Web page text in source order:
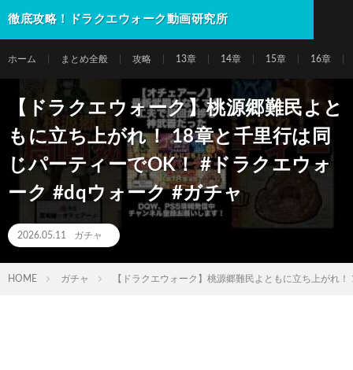
徹底攻略！ドラクエウォーク動画研究所
ホーム まとめ全般 攻略 13章 14章 15章 16章
【ドラクエウォーク】桃源郷難民よと
もに立ち上がれ！ 18章と千里行は同
じパーティーでOK！ #ドラクエウォ
ーク #dqウォーク #ガチャ
2026.05.11 ガチャ
HOME ガチャ 【ドラクエウォーク】桃源郷難民よともに立ち上がれ